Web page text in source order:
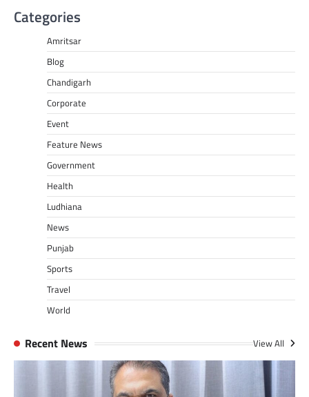
Categories
Amritsar
Blog
Chandigarh
Corporate
Event
Feature News
Government
Health
Ludhiana
News
Punjab
Sports
Travel
World
Recent News View All